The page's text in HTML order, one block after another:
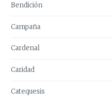
Bendición
Campaña
Cardenal
Caridad
Catequesis